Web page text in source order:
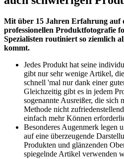
Mit über 15 Jahren Erfahrung auf
professionellen Produktfotografie
Spezialisten routiniert so ziemlich
kommt.
Jedes Produkt hat seine
gibt nur sehr wenige Artikel,
schnell 'mal nur dank einer
Gleichzeitig gibt es in jedem
sogenannte Ausreißer, die sich
Methode nicht
einfach mehr Können
Besonderes Augenmerk legen
auf eine überzeugende
Produkten und glänzenden
spiegelnde Artikel verwenden